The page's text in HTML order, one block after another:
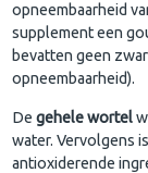
opneembaarheid
supplement een
bevatten geen
opneembaarheid).
Degehele wortel
water. Vervolgens
antioxiderende